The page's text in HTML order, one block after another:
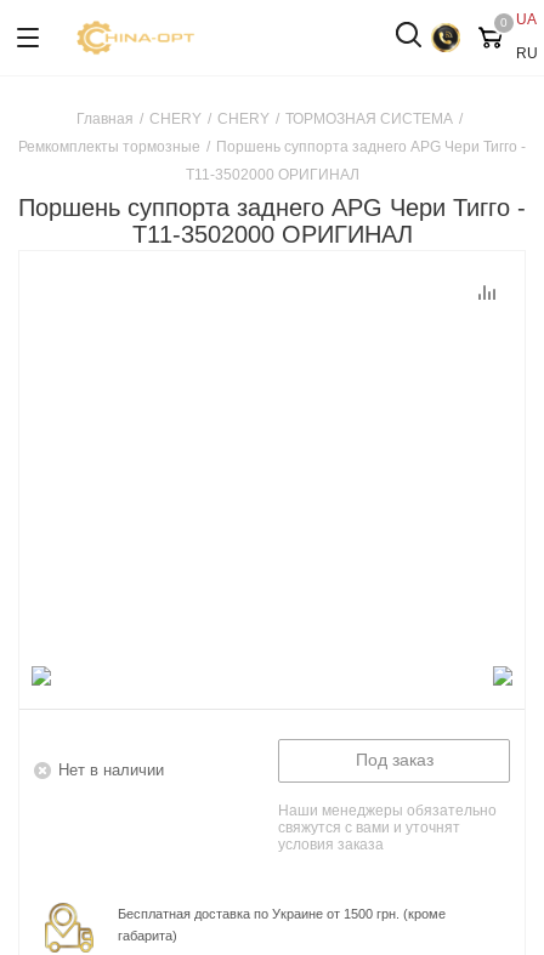
UA
RU
0
Главная / CHERY / CHERY / ТОРМОЗНАЯ СИСТЕМА /
Ремкомплекты тормозные / Поршень суппорта заднего APG Чери Тигго -
T11-3502000 ОРИГИНАЛ
Поршень суппорта заднего APG Чери Тигго -
T11-3502000 ОРИГИНАЛ
Нет в наличии
Под заказ
Наши менеджеры обязательно
свяжутся с вами и уточнят
условия заказа
Бесплатная доставка по Украине от 1500 грн. (кроме
габарита)